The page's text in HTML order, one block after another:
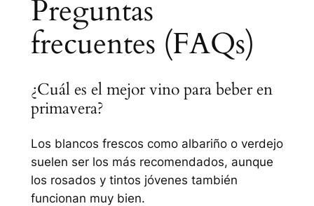
Preguntas
frecuentes (FAQs)
¿Cuál es el mejor vino para beber en
primavera?
Los blancos frescos como albariño o verdejo
suelen ser los más recomendados, aunque
los rosados y tintos jóvenes también
funcionan muy bien.